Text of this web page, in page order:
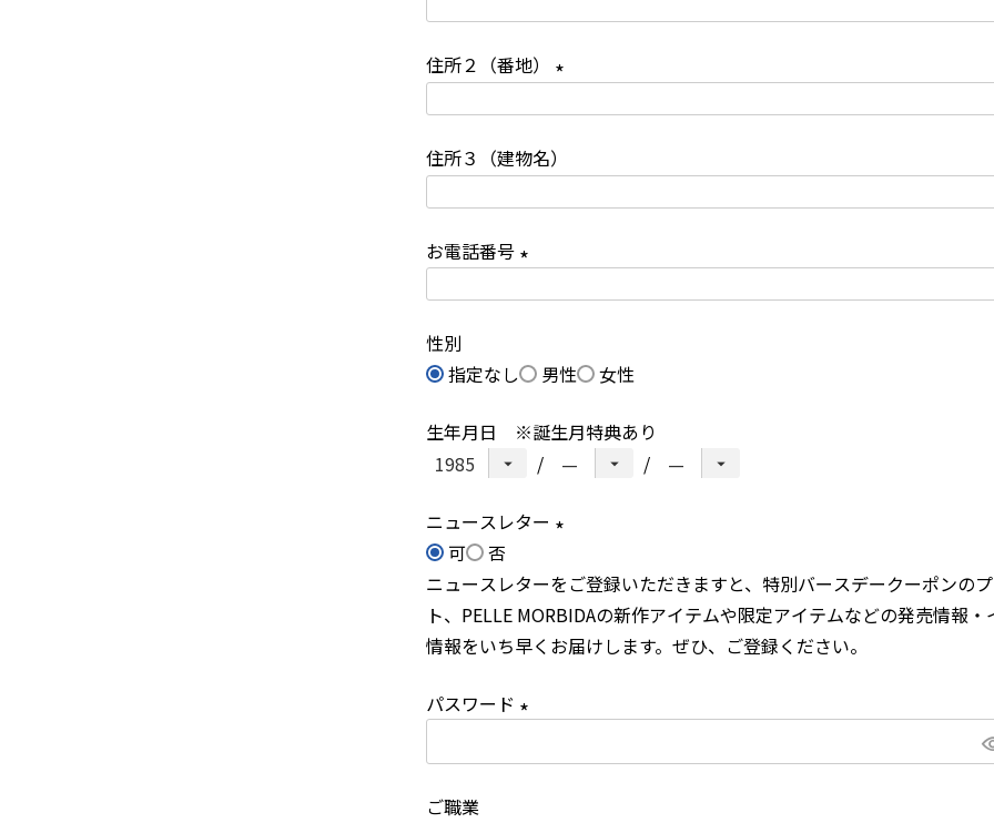
)
(
須
)
住所２（番地）
(
須
)
住所３（建物名）
お電話番号
(
)
性別
指定なし
男性 女性
生年月日 ※誕生月特典あり
ニュースレター
必
須
)
可
否
ニュースレターをご登録いただきますと、特別バースデークーポンの
ト、PELLE MORBIDAの新作アイテムや限定アイテムなどの発売情報・
情報をいち早くお届けします。ぜひ、ご登録ください。
パスワード
ご職業